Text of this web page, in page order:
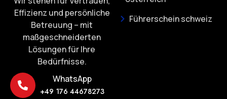
Effizienz und persönliche
Betreuung – mit
maßgeschneiderten
Lösungen für Ihre
Bedürfnisse.
WhatsApp
+49 176 44678273
Führerschein schweiz